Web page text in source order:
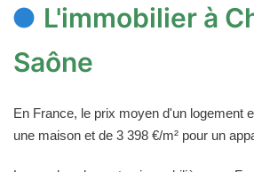
L'immobilier à
Saône
En France, le prix moyen d'un logement
une maison et de 3 398 €/m² pour un